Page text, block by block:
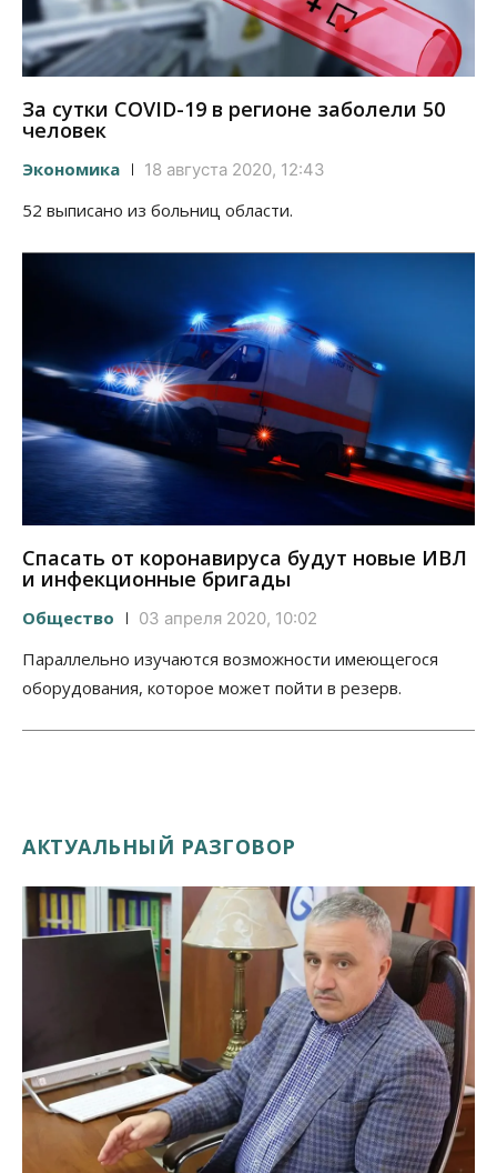
За сутки COVID-19 в регионе заболели 50
человек
Экономика 18 августа 2020, 12:43
52 выписано из больниц области.
Спасать от коронавируса будут новые ИВЛ
и инфекционные бригады
Общество 03 апреля 2020, 10:02
Параллельно изучаются возможности имеющегося
оборудования, которое может пойти в резерв.
АКТУАЛЬНЫЙ РАЗГОВОР